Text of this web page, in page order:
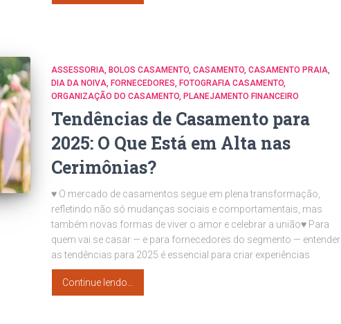
ASSESSORIA BOLOS CASAMENTO CASAMENTO CASAMENTO PRAIA
DIA DA NOIVA FORNECEDORES
FOTOGRAFIA CASAMENTO
ORGANIZAÇÃO DO CASAMENTO PLANEJAMENTO FINANCEIRO
Tendências de Casamento para
2025: O Que Está em Alta nas
Cerimônias?
♥ O mercado de casamentos segue em plena transformação,
refletindo não só mudanças sociais e comportamentais, mas
também novas formas de viver o amor e celebrar a união♥ Para
quem vai se casar — e para fornecedores do segmento — entender
as tendências para 2025 é essencial para criar experiências
Continue lendo…